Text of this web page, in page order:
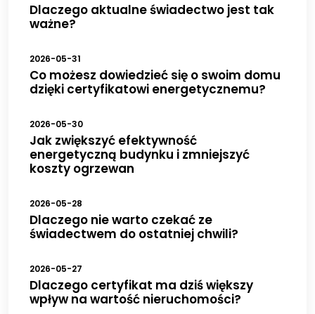
Dlaczego aktualne świadectwo jest tak
ważne?
2026-05-31
Co możesz dowiedzieć się o swoim domu
dzięki certyfikatowi energetycznemu?
2026-05-30
Jak zwiększyć efektywność
energetyczną budynku i zmniejszyć
koszty ogrzewan
2026-05-28
Dlaczego nie warto czekać ze
świadectwem do ostatniej chwili?
2026-05-27
Dlaczego certyfikat ma dziś większy
wpływ na wartość nieruchomości?